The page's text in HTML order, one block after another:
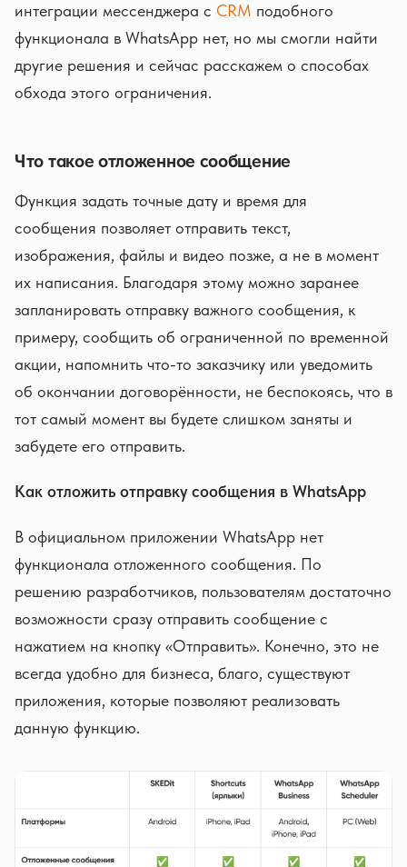
интеграции мессенджера с CRM подобного
функционала в WhatsApp нет, но мы смогли найти
другие решения и сейчас расскажем о способах
обхода этого ограничения.
Что такое отложенное сообщение
Функция задать точные дату и время для
сообщения позволяет отправить текст,
изображения, файлы и видео позже, а не в момент
их написания. Благодаря этому можно заранее
запланировать отправку важного сообщения, к
примеру, сообщить об ограниченной по временной
акции, напомнить что-то заказчику или уведомить
об окончании договорённости, не беспокоясь, что в
тот самый момент вы будете слишком заняты и
забудете его отправить.
Как отложить отправку сообщения в WhatsApp
В официальном приложении WhatsApp нет
функционала отложенного сообщения. По
решению разработчиков, пользователям достаточно
возможности сразу отправить сообщение с
нажатием на кнопку «Отправить». Конечно, это не
всегда удобно для бизнеса, благо, существуют
приложения, которые позволяют реализовать
данную функцию.